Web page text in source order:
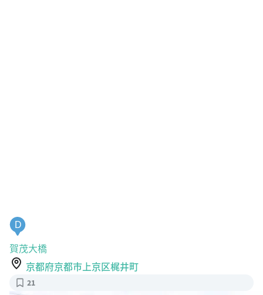
D
賀茂大橋
京都府京都市上京区梶井町
21